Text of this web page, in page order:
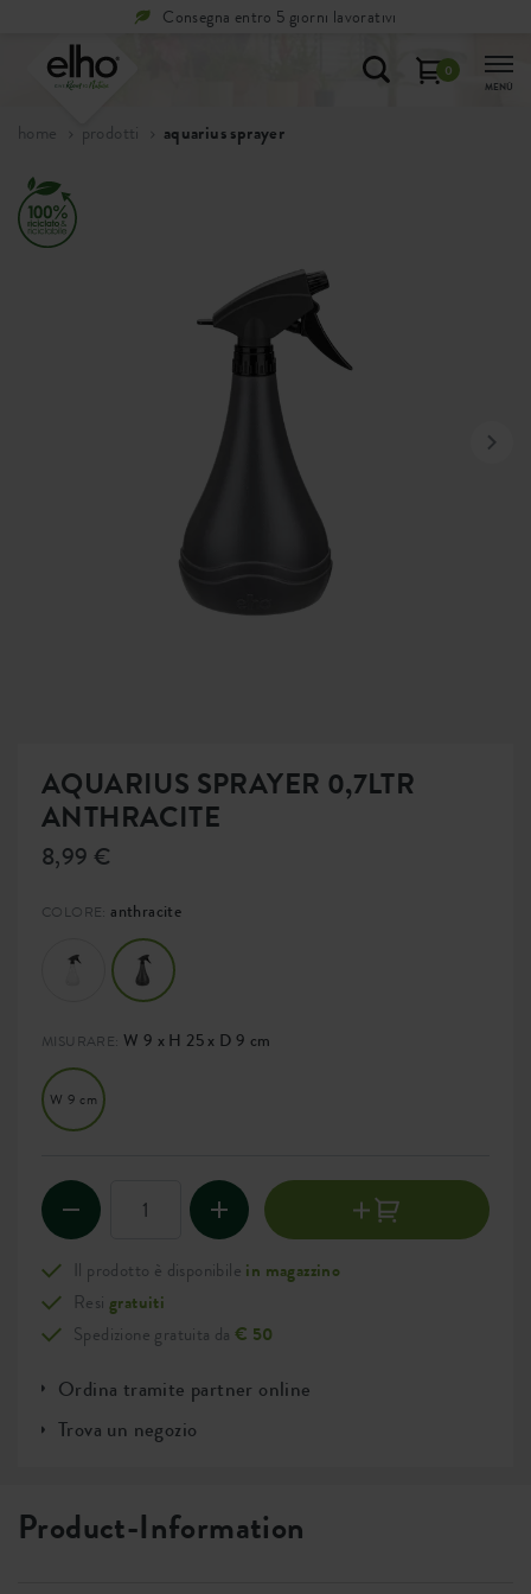
Consegna entro 5 giorni lavorativi
0
MENÙ
home prodotti aquarius sprayer
AQUARIUS SPRAYER 0,7LTR
ANTHRACITE
8,99 €
COLORE: anthracite
MISURARE: W 9 x H 25 x D 9 cm
W 9 cm
Il prodotto è disponibile in magazzino
Resi gratuiti
Spedizione gratuita da€ 50
Ordina tramite partner online
Trova un negozio
Product-Information